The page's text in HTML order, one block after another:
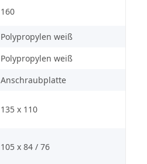
160
Polypropylen weiß
Polypropylen weiß
Anschraubplatte
135 x 110
105 x 84 / 76